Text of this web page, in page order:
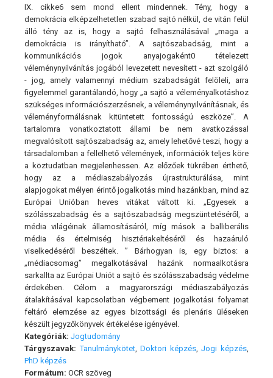
IX. cikke6 sem mond ellent mindennek. Tény, hogy a
demokrácia elképzelhetetlen szabad sajtó nélkül, de vitán felül
álló tény az is, hogy a sajtó felhasználásával „maga a
demokrácia is irányítható”. A sajtószabadság, mint a
kommunikációs jogok anyajogaként0 tételezett
véleménynyilvánítás jogából levezetett nevesített - azt szolgáló
- jog, amely valamennyi médium szabadságát felöleli, arra
figyelemmel garantálandó, hogy „a sajtó a véleményalkotáshoz
szükséges információszerzésnek, a véleménynyilvánításnak, és
véleményformálásnak kitüntetett fontosságú eszköze”. A
tartalomra vonatkoztatott állami be nem avatkozással
megvalósított sajtószabadság az, amely lehetővé teszi, hogy a
társadalomban a fellelhető vélemények, információk teljes köre
a köztudatban megjelenhessen. Az előzőek tükrében érthető,
hogy az a médiaszabályozás újrastrukturálása, mint
alapjogokat mélyen érintő jogalkotás mind hazánkban, mind az
Európai Unióban heves vitákat váltott ki. „Egyesek a
szólásszabadság és a sajtószabadság megszüntetéséről, a
média világéinak államosításáról, míg mások a balliberális
média és értelmiség hisztériakeltéséről és hazaáruló
viselkedéséről beszéltek. ” Bárhogyan is, egy biztos: a
„médiacsomag” megalkotásával hazánk normaalkotásra
sarkallta az Európai Uniót a sajtó és szólásszabadság védelme
érdekében. Célom a magyarországi médiaszabályozás
átalakításával kapcsolatban végbement jogalkotási folyamat
feltáró elemzése az egyes bizottsági és plenáris üléseken
készült jegyzőkönyvek értékelése igényével.
Kategóriák: Jogtudomány
Tárgyszavak: Tanulmánykötet,Doktori képzés,Jogi képzés
PhD képzés
Formátum: OCR szöveg